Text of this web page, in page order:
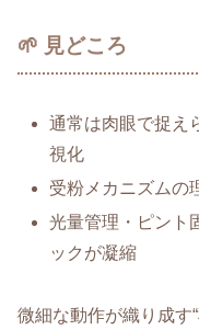
🌱 見どころ
通常は肉眼で捉え
視化
受粉メカニズムの
光量管理・ピント
ックが凝縮
微細な動作が織り成す